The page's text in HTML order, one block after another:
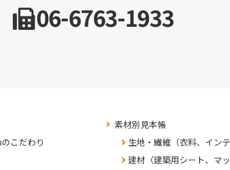
06-6763-1933
こだわり
素材別見本帳
生地・繊維（衣料、イン
建材（建築用シート、マ